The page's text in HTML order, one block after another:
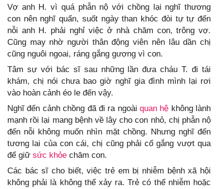
Vợ anh H. vì quá phẫn nộ với chồng lại nghĩ thương
con nên nghĩ quẩn, suốt ngày than khóc đòi tự tự đến
nỗi anh H. phải nghỉ việc ở nhà chăm con, trông vợ.
Cũng may nhờ người thân động viên nên lâu dần chị
cũng nguôi ngoai, ráng gắng gượng vì con.
Tâm sự với bác sĩ sau những lần đưa cháu T. đi tái
khám, chị nói chưa bao giờ nghĩ gia đình mình lại rơi
vào hoàn cảnh éo le đến vậy.
Nghĩ đến cảnh chồng đã đi ra ngoàiquan hệ không lành
mạnh rồi lại mang bệnh về lây cho con nhỏ, chị phẫn nộ
đến nỗi không muốn nhìn mặt chồng. Nhưng nghĩ đến
tương lai của con cái, chị cũng phải cố gắng vượt qua
để giữ sức khỏe chăm con.
Các bác sĩ cho biết, việc trẻ em bị nhiễm bệnh xã hội
không phải là không thể xảy ra. Trẻ có thể nhiễm hoặc